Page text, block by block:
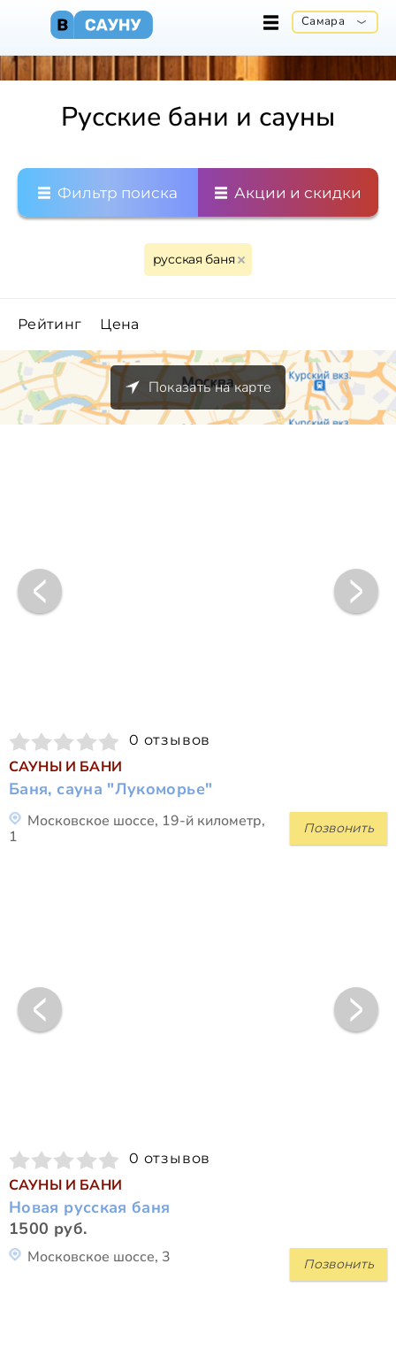
Самара
Русские бани и сауны
Фильтр поиска Акции и скидки
русская баня
Рейтинг Цена
Показать на карте
0 отзывов
САУНЫ И БАНИ
Баня, сауна "Лукоморье"
Позвонить
Московское шоссе, 19-й километр,
1
0 отзывов
САУНЫ И БАНИ
Новая русская баня
1500 руб.
Позвонить
Московское шоссе, 3